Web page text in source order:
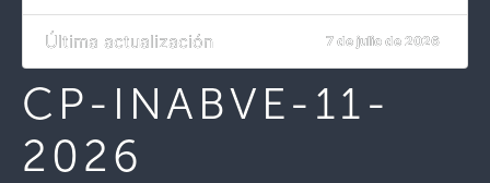
Última actualización 7 de julio de 2026
CP-INABVE-11-
2026